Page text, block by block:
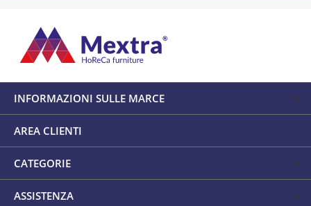
INFORMAZIONI SULLE MARCE
AREA CLIENTI
CATEGORIE
ASSISTENZA